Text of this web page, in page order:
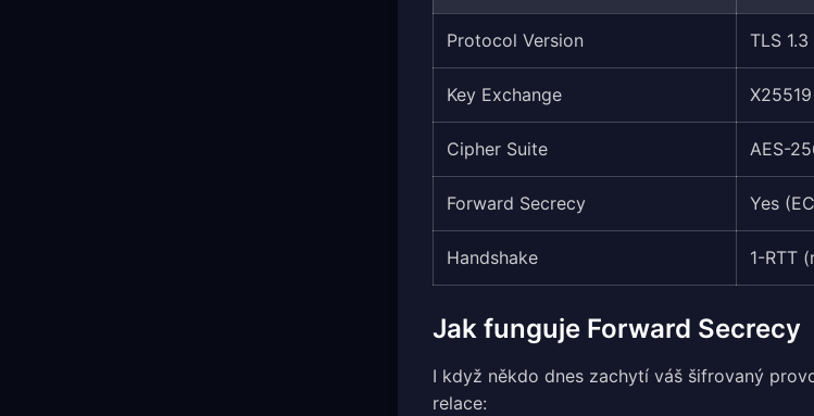
Protocol Version TLS 1.3
Key Exchange
Cipher Suite AES-
Forward Secrecy Yes
Handshake 1-RTT
Jak funguje Forward Secrecy
I když někdo dnes zachytí váš šifrovaný
relace: